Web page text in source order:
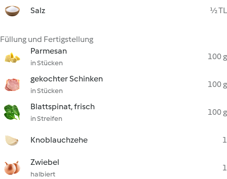
Salz ½ TL
Füllung und Fertigstellung
Parmesan
in Stücken
100 g
gekochter Schinken
in Stücken
100 g
Blattspinat, frisch
in Streifen
100 g
Knoblauchzehe 1
Zwiebel
halbiert
1